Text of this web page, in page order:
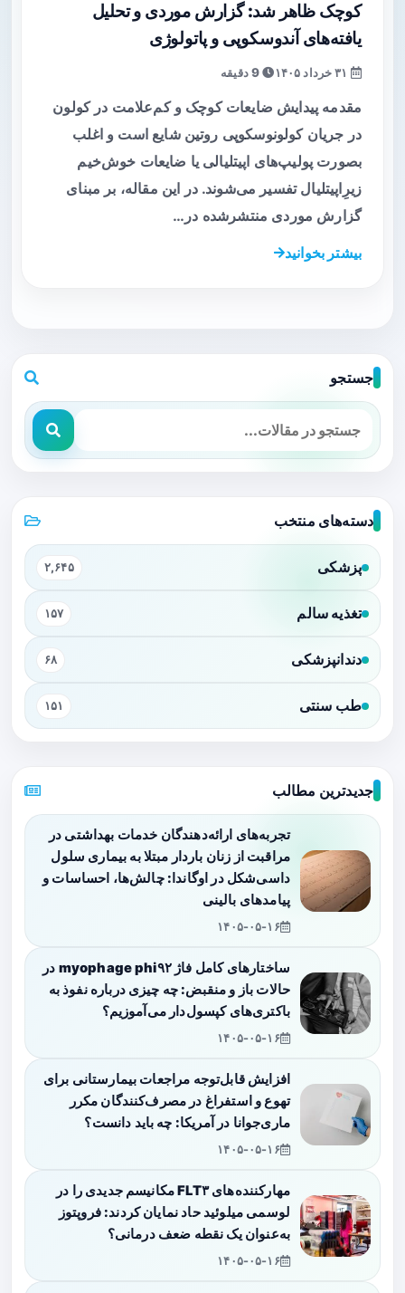
کوچک ظاهر شد: گزارش موردی و تحلیل
یافته‌های آندوسکوپی و پاتولوژی
9 دقیقه
مقدمه پیدایش ضایعات کوچک و کم‌علامت در کولون
در جریان کولونوسکوپی روتین شایع است و اغلب
بصورت پولیپ‌های اپیتلیالی یا ضایعات خوش‌خیم
زیرِ‌اپیتلیال تفسیر می‌شوند. در این مقاله، بر مبنای
گزارش موردی منتشرشده در…
بیشتر بخوانید
جستجو
دسته‌های منتخب
پزشکی ۲,۶۴۵
تغذیه سالم ۱۵۷
دندانپزشکی ۶۸
طب سنتی ۱۵۱
جدیدترین مطالب
تجربه‌های ارائه‌دهندگان خدمات بهداشتی در
مراقبت از زنان باردار مبتلا به بیماری سلول
داسی‌شکل در اوگاندا: چالش‌ها، احساسات و
پیامدهای بالینی
۱۴۰۵-۰۵-۱۶
ساختارهای کامل فاژ myophage phi۹۲ در
حالات باز و منقبض: چه چیزی درباره نفوذ به
باکتری‌های کپسول‌دار می‌آموزیم؟
۱۴۰۵-۰۵-۱۶
افزایش قابل‌توجه مراجعات بیمارستانی برای
تهوع و استفراغ در مصرف‌کنندگان مکرر
ماری‌جوانا در آمریکا: چه باید دانست؟
۱۴۰۵-۰۵-۱۶
مهارکننده‌های FLT۳ مکانیسم جدیدی را در
لوسمی میلوئید حاد نمایان کردند: فروپتوز
به‌عنوان یک نقطه ضعف درمانی؟
۱۴۰۵-۰۵-۱۶